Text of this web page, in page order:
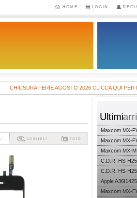
HOME LOGIN
FERIE AGOSTO 2026 CLICCA QUI PER
Ultimi
Maxcom MX-
Maxcom MX-
Maxcom MX-
C.D.R. HS-
C.D.R. HS-
Apple
Maxcom MX-